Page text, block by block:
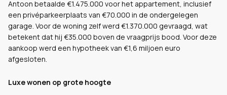
Antoon betaalde €1.475.000 voor het appartement, inclusief
een privéparkeerplaats van €70.000 in de ondergelegen
garage. Voor de woning zelf werd €1.370.000 gevraagd, wat
betekent dat hij €35.000 boven de vraagprijs bood. Voor deze
aankoop werd een hypotheek van €1,6 miljoen euro
afgesloten.
Luxe wonen op grote hoogte